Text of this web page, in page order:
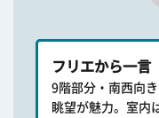
フリエから一言
9階部分・南西向
眺望が魅力。室内